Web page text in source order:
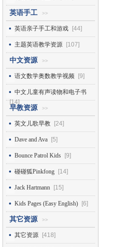
英语手工 >>
英语亲子手工和游戏 [44]
主题英语教学资源 [107]
中文资源 >>
语文数学奥数教学视频 [9]
中文儿童有声读物和电子书
[14]
早教资源 >>
英文儿歌早教 [24]
Dave and Ava [5]
Bounce Patrol Kids [9]
碰碰狐Pinkfong [14]
Jack Hartmann [15]
Kids Pages (Easy English) [6]
其它资源 >>
其它资源 [418]